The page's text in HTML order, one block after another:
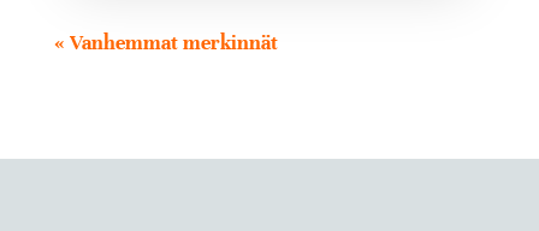
« Vanhemmat merkinnät